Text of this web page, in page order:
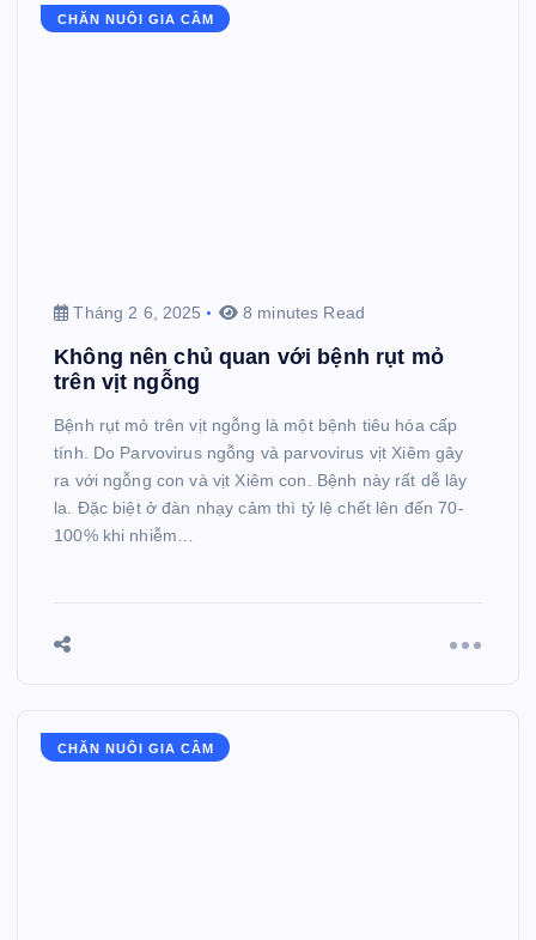
CHĂN NUÔI GIA CẦM
Tháng 2 6, 2025 8 minutes Read
Không nên chủ quan với bệnh rụt mỏ
trên vịt ngỗng
Bệnh rụt mỏ trên vịt ngỗng là một bệnh tiêu hóa cấp
tính. Do Parvovirus ngỗng và parvovirus vịt Xiêm gây
ra với ngỗng con và vịt Xiêm con. Bệnh này rất dễ lây
la. Đặc biệt ở đàn nhạy cảm thì tỷ lệ chết lên đến 70-
100% khi nhiễm…
CHĂN NUÔI GIA CẦM